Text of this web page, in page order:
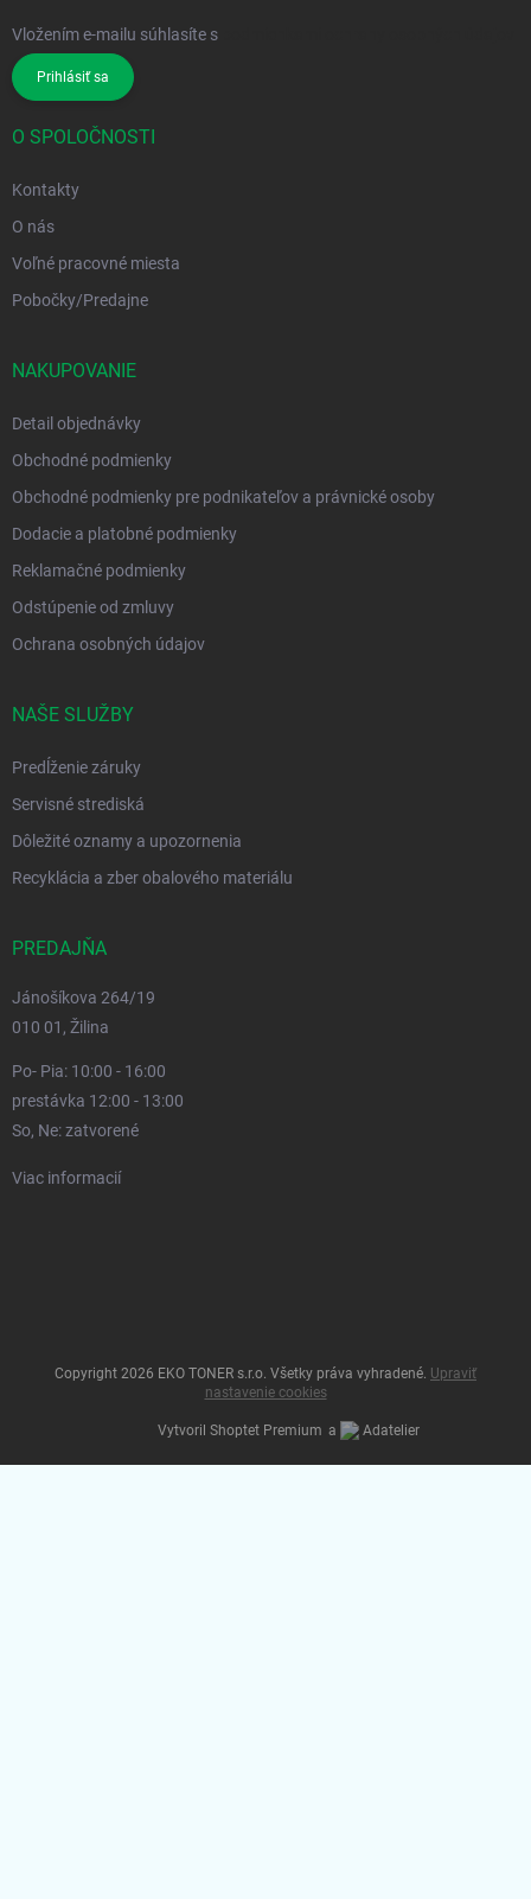
Vložením e-mailu súhlasíte s
Prihlásiť sa
O SPOLOČNOSTI
Kontakty
O nás
Voľné pracovné miesta
Pobočky/Predajne
NAKUPOVANIE
Detail objednávky
Obchodné podmienky
Obchodné podmienky pre podnikateľov a právnické osoby
Dodacie a platobné podmienky
Reklamačné podmienky
Odstúpenie od zmluvy
Ochrana osobných údajov
NAŠE SLUŽBY
Predĺženie záruky
Servisné strediská
Dôležité oznamy a upozornenia
Recyklácia a zber obalového materiálu
PREDAJŇA
Jánošíkova 264/19
010 01, Žilina
Po- Pia: 10:00 - 16:00
prestávka 12:00 - 13:00
So, Ne: zatvorené
Viac informacií
Vytvoril Shoptet Premium a Adatelier
Copyright 2026 EKO TONER s.r.o. Všetky práva vyhradené. Upraviť
nastavenie cookies